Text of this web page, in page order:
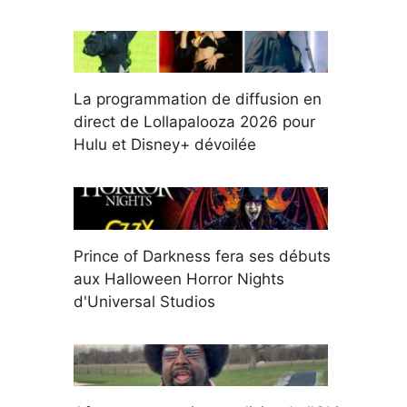
La programmation de diffusion en
direct de Lollapalooza 2026 pour
Hulu et Disney+ dévoilée
Prince of Darkness fera ses débuts
aux Halloween Horror Nights
d'Universal Studios